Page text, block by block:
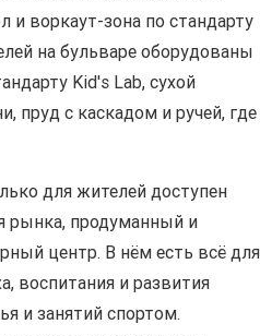
и воркаут-зона по стандарту
на бульваре оборудованы
Kid's Lab, сухой
пруд с каскадом и ручей, где
для жителей доступен
рынка, продуманный и
центр. В нём есть всё для
воспитания и развития
и занятий спортом.